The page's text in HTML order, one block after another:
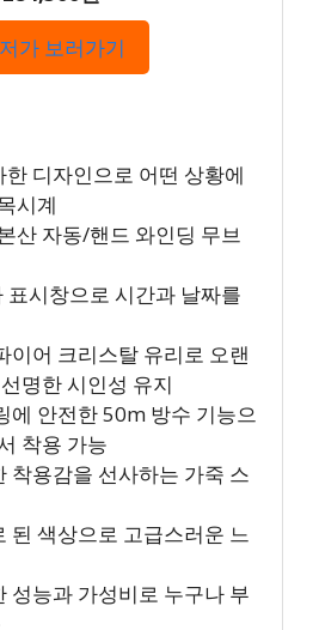
가 보러가기
디자인으로 어떤 상황에
시계
산 자동/핸드 와인딩 무브
표시창으로 시간과 날짜를
이어 크리스탈 유리로 오랜
명한 시인성 유지
에 안전한 50m 방수 기능으
착용 가능
착용감을 선사하는 가죽 스
된 색상으로 고급스러운 느
성능과 가성비로 누구나 부